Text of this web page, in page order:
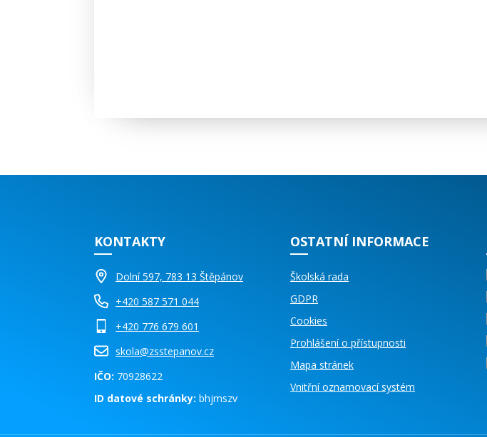
KONTAKTY
Dolní 597, 783 13 Štěpánov
+420 587 571 044
+420 776 679 601
skola@zsstepanov.cz
IČO: 70928622
ID datové schránky: bhjmszv
OSTATNÍ INFORMACE
Školská rada
GDPR
Cookies
Prohlášení o přístupnosti
Mapa stránek
Vnitřní oznamovací systém